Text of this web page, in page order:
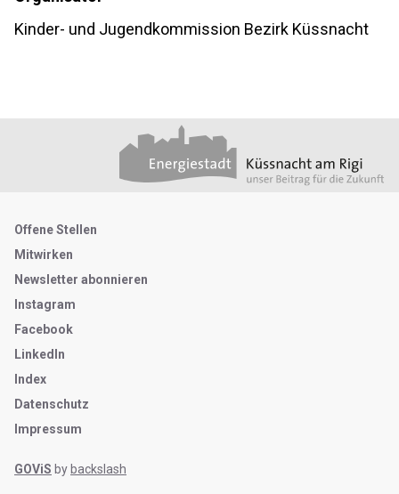
Kinder- und Jugendkommission Bezirk Küssnacht
Metanavigation
Offene Stellen
Mitwirken
Newsletter abonnieren
Instagram
Facebook
LinkedIn
Index
Datenschutz
Impressum
GOViS bybackslash